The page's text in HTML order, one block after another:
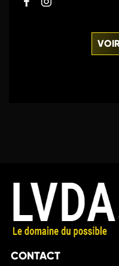
CONTACT